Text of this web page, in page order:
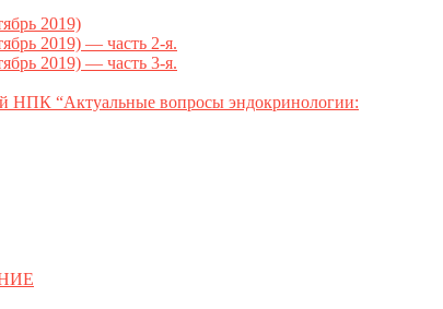
2019)
2019) — часть 2-я.
2019) — часть 3-я.
“Актуальные вопросы эндокринологии: